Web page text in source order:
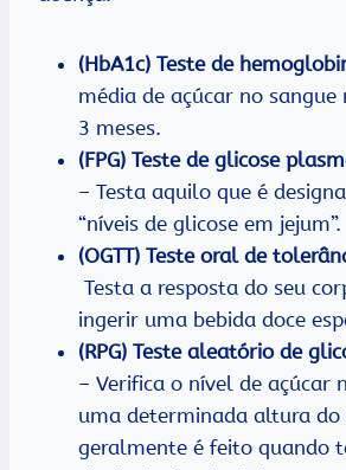
(HbA1c) Teste de
média de açúcar no
3 meses.
(FPG) Teste de glicose
– Testa aquilo que é
“níveis de glicose em jejum”.
(OGTT) Teste oral de
Testa a resposta do seu
ingerir uma bebida doce
(RPG) Teste aleatório de
– Verifica o nível de açúcar
uma determinada altura do
geralmente é feito quando